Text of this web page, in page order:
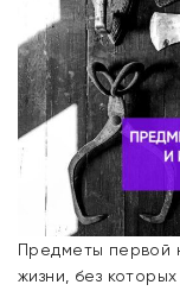
Предметы первой
жизни, без